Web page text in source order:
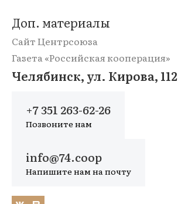
Доп. материалы
Сайт Центрсоюза
Газета «Российская кооперация»
Челябинск, ул. Кирова, 112
+7 351 263-62-26
Позвоните нам
info@74.coop
Напишите нам на почту